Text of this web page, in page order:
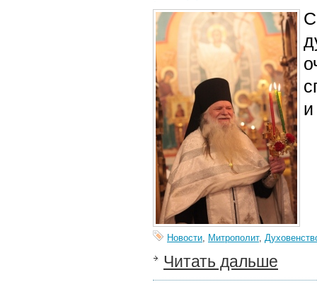
Новости, Митрополит,
Читать дальше